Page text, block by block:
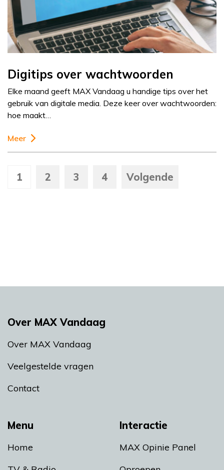
Digitips over wachtwoorden
Elke maand geeft MAX Vandaag u handige tips over het
gebruik van digitale media. Deze keer over wachtwoorden:
hoe maakt…
Meer
1 2 3 4 Volgende
Menu
Home
Interactie
MAX Opinie Panel
Over MAX Vandaag
Over MAX Vandaag
Veelgestelde vragen
Contact